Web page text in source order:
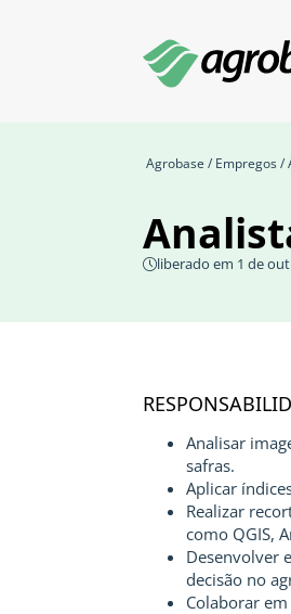
Agrobase / Empregos/
liberado em 1 de
Analisar
safras.
Aplicar
Realizar
como QGIS,
Desenvolver
decisão no
Colaborar